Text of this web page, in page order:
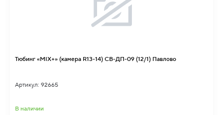
Тюбинг «MIX+» (камера R13-14) СВ-ДП-09 (12/1) Павлово
Артикул: 92665
В наличии